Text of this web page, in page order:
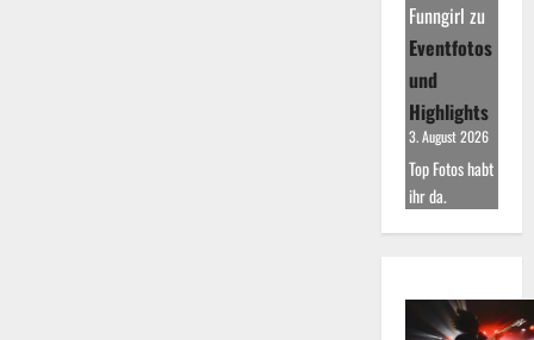
Funngirl zu
Eventfotos
und
Highlights
3. August 2026
Top Fotos habt
ihr da.